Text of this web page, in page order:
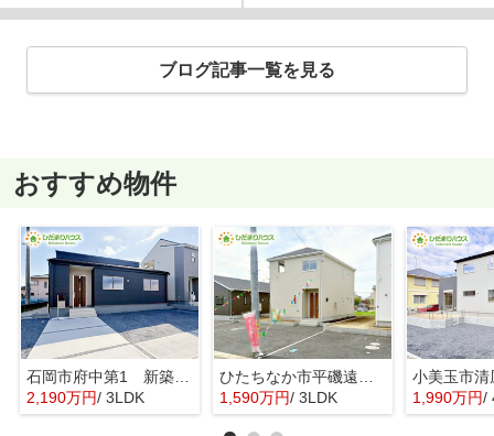
ブログ記事一覧を見る
おすすめ物件
石岡市府中第1 新築戸建 3号棟
2,190万円/ 3LDK
1,590万円/ 3LDK 1,990万円/